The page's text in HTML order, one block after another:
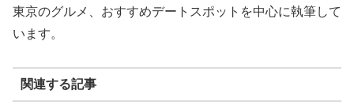
東京のグルメ、おすすめデートスポットを中心に執筆して
います。
関連する記事